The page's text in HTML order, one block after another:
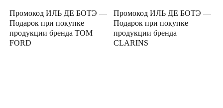
Промокод ИЛЬ ДЕ БОТЭ —
Подарок при покупке
продукции бренда TOM
FORD
Промокод ИЛЬ ДЕ БОТЭ —
Подарок при покупке
продукции бренда
CLARINS